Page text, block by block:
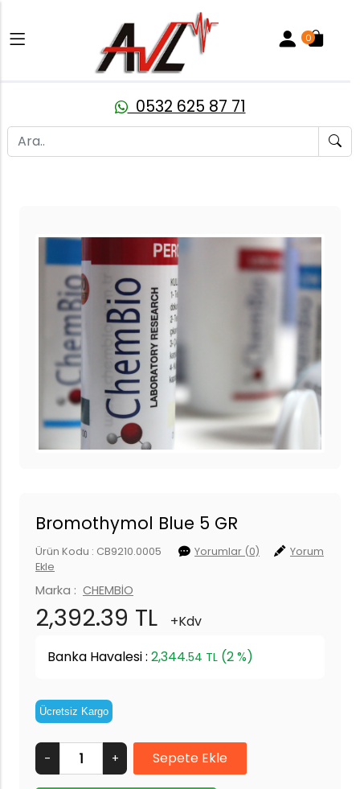
0
0532 625 87 71
Bromothymol Blue 5 GR
Ürün Kodu : CB9210.0005 Yorumlar (0)
Yorum
Ekle
Marka : CHEMBİO
2,392.39 TL
+Kdv
Banka Havalesi : 2,344.54 TL (2 %)
Ücretsiz Kargo
- +